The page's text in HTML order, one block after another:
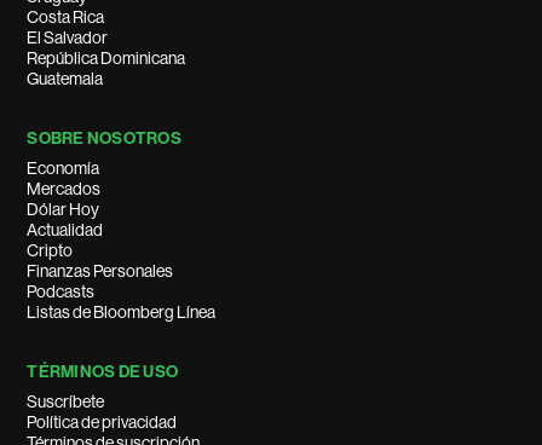
Costa Rica
El Salvador
República Dominicana
Guatemala
SOBRE NOSOTROS
Economía
Mercados
Dólar Hoy
Actualidad
Cripto
Finanzas Personales
Podcasts
Listas de Bloomberg Línea
TÉRMINOS DE USO
Suscríbete
Política de privacidad